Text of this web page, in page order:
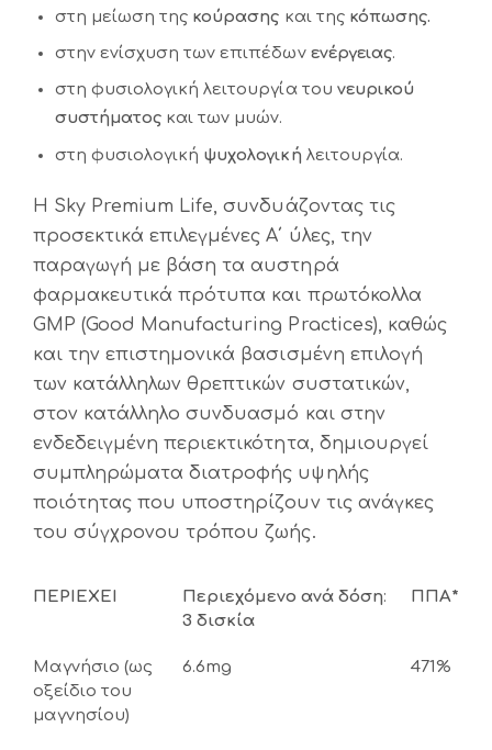
στη μείωση της κούρασης και της κόπωσης.
στην ενίσχυση των επιπέδων ενέργειας.
στη φυσιολογική λειτουργία του νευρικού
συστήματος και των μυών.
στη φυσιολογική ψυχολογική λειτουργία.
Η Sky Premium Life, συνδυάζοντας τις
προσεκτικά επιλεγμένες Α΄ ύλες, την
παραγωγή με βάση τα αυστηρά
φαρμακευτικά πρότυπα και πρωτόκολλα
GMP (Good Manufacturing Practices), καθώς
και την επιστημονικά βασισμένη επιλογή
των κατάλληλων θρεπτικών συστατικών,
στον κατάλληλο συνδυασμό και στην
ενδεδειγμένη περιεκτικότητα, δημιουργεί
συμπληρώματα διατροφής υψηλής
ποιότητας που υποστηρίζουν τις ανάγκες
του σύγχρονου τρόπου ζωής.
ΠΕΡΙΕΧΕΙ Περιεχόμενο ανά δόση:
3 δισκία
ΠΠΑ*
Μαγνήσιο (ως
οξείδιο του
μαγνησίου)
6.6mg 471%